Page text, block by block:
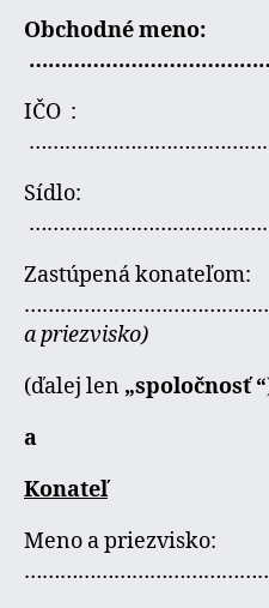
Obchodné meno:
IČO :
Sídlo:
Zastúpená konateľom:
a priezvisko)
(ďalej len „spoločnosť “
a
Konateľ
Meno a priezvisko: